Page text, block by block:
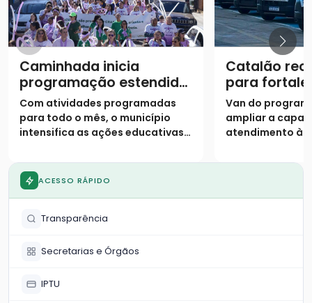
Caminhada inicia
programação estendida
do Agosto Lilás
Com atividades programadas
para todo o mês, o município
intensifica as ações educativas e
violência contra a mulher
Catalão
para
assistência
Van do
ampliar a
atendimento às
município
ACESSO RÁPIDO
Transparência
Secretarias e Órgãos
IPTU